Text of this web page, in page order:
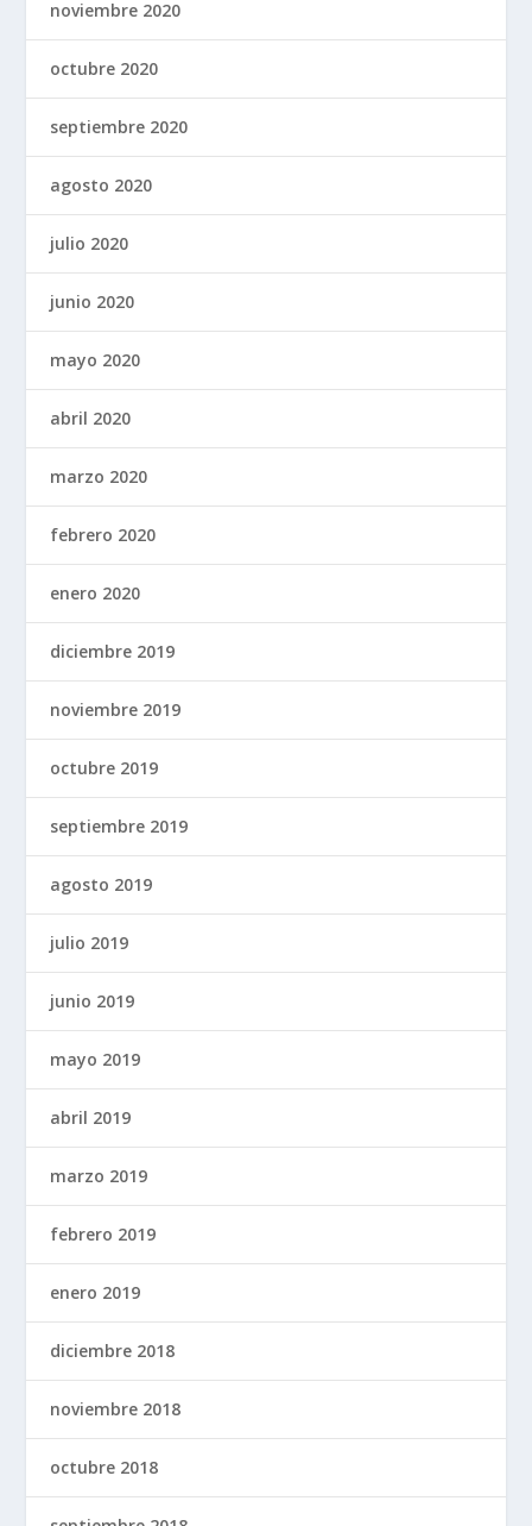
noviembre 2020
octubre 2020
septiembre 2020
agosto 2020
julio 2020
junio 2020
mayo 2020
abril 2020
marzo 2020
febrero 2020
enero 2020
diciembre 2019
noviembre 2019
octubre 2019
septiembre 2019
agosto 2019
julio 2019
junio 2019
mayo 2019
abril 2019
marzo 2019
febrero 2019
enero 2019
diciembre 2018
noviembre 2018
octubre 2018